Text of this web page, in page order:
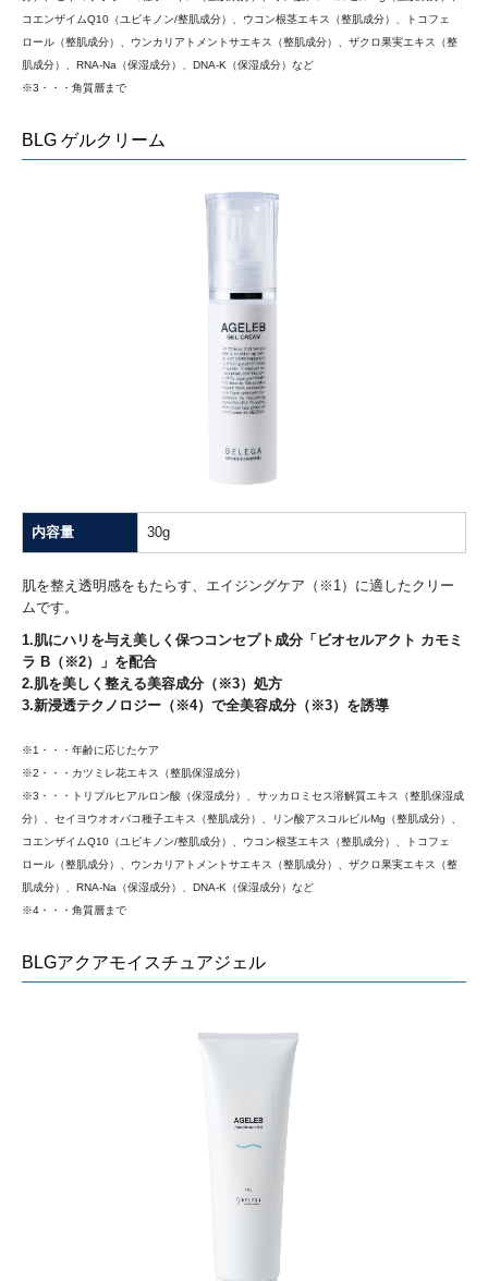
コエンザイムQ10（ユビキノン/整肌成分）、ウコン根茎エキス（整肌成分）、トコフェ
ロール（整肌成分）、ウンカリアトメントサエキス（整肌成分）、ザクロ果実エキス（整
肌成分）、RNA-Na（保湿成分）、DNA-K（保湿成分）など
※3・・・角質層まで
BLG ゲルクリーム
内容量 30g
肌を整え透明感をもたらす、エイジングケア（※1）に適したクリー
ムです。
1.肌にハリを与え美しく保つコンセプト成分「ビオセルアクト カモミ
ラ B（※2）」を配合
2.肌を美しく整える美容成分（※3）処方
3.新浸透テクノロジー（※4）で全美容成分（※3）を誘導
※1・・・年齢に応じたケア
※2・・・カツミレ花エキス（整肌保湿成分）
※3・・・トリプルヒアルロン酸（保湿成分）、サッカロミセス溶解質エキス（整肌保湿成
分）、セイヨウオオバコ種子エキス（整肌成分）、リン酸アスコルビルMg（整肌成分）、
コエンザイムQ10（ユビキノン/整肌成分）、ウコン根茎エキス（整肌成分）、トコフェ
ロール（整肌成分）、ウンカリアトメントサエキス（整肌成分）、ザクロ果実エキス（整
肌成分）、RNA-Na（保湿成分）、DNA-K（保湿成分）など
※4・・・角質層まで
BLGアクアモイスチュアジェル